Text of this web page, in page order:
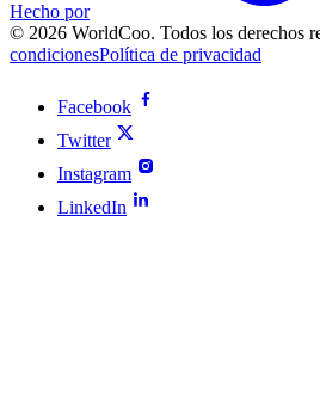
Hecho por
© 2026 WorldCoo. Todos los derechos
condicionesPolítica de privacidad
Facebook
Twitter
Instagram
LinkedIn